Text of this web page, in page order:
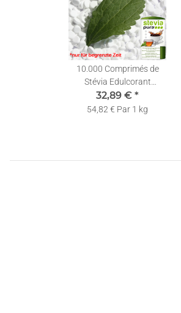
10.000 Comprimés de
Stévia Edulcorant
Recharge + Distributeur
32,89 € *
54,82 € Par 1 kg